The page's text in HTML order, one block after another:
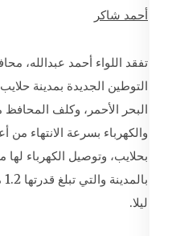
أحمد شاكر
تفقد اللواء أحمد عبدالله،
التوطين الجديدة بمدينة
البحر الأحمر، وكلف
والكهرباء بسرعة الانتهاء
بحلايب، وتوصيل الكهرباء
ليلا.